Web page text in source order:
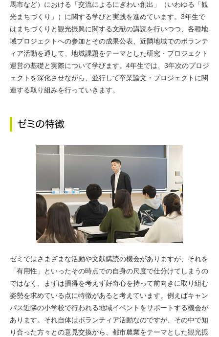
馬市など）における「交流によるにぎわい創出」（いわゆる「観
光まちづくり」）に関する学びと実践を進めています。3年生で
はまちづくりと観光振興に関する文献の講読を行いつつ、各種地
域プロジェクトへの参加とその成果公表、近隣地域でのボランテ
ィア活動を通して、地域課題をテーマとした研究・プロジェクト
運営の基礎と実際について学びます。4年生では、3年次のプロジ
ェクトを深化させながら、並行して卒業論文・プロジェクトに関
連する取り組みを行っていきます。
ゼミではさまざまな活動や文献購読の機会がありますが、それを
「有用性」といったその時点での自身の尺度で仕分けてしまうの
ではなく、まずは損得を考えず好奇心を持って前向きに取り組む
姿勢を求めている点に特徴があると考えています。例えばキャン
パス近隣の小学校で行われる地域イベントをサポートする機会が
あります。それ自体はボランティア活動なのですが、その中で知
り合った方々との意見交換から、都市農業をテーマとした観光振